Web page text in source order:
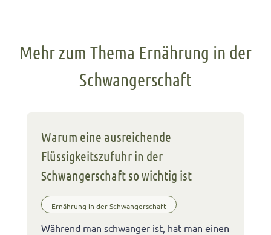
Mehr zum Thema Ernährung in der
Schwangerschaft
Warum eine ausreichende
Flüssigkeitszufuhr in der
Schwangerschaft so wichtig ist
Ernährung in der Schwangerschaft
Während man schwanger ist, hat man einen